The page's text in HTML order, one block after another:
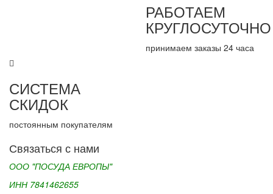
РАБОТАЕМ
КРУГЛОСУТОЧНО
принимаем заказы 24 часа
СИСТЕМА
СКИДОК
постоянным покупателям
Связаться с нами
ООО "ПОСУДА ЕВРОПЫ"
ИНН 7841462655